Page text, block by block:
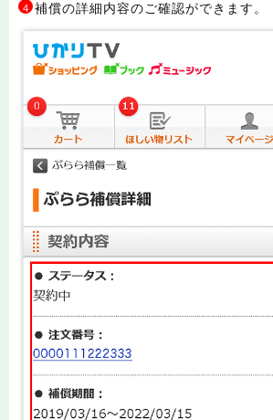
4 補償の詳細内容のご確認ができます。